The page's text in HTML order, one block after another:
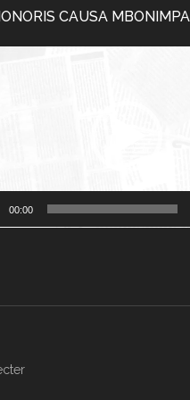
CAUSA MBONIMPA
00:00